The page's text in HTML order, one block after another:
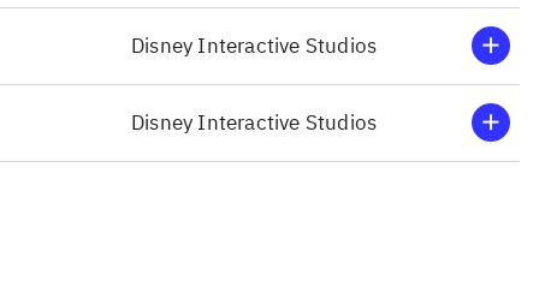
desuden
yngste.
Disney Interactive Studios
Disney Interactive Studios